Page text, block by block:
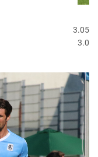
3.05
3.0